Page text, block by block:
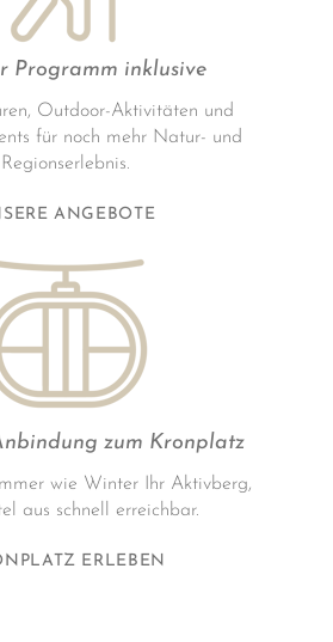
Programm inklusive
Outdoor-Aktivitäten und
für noch mehr Natur- und
Regionserlebnis.
ANGEBOTE
zum Kronplatz
wie Winter Ihr Aktivberg,
aus schnell erreichbar.
ERLEBEN